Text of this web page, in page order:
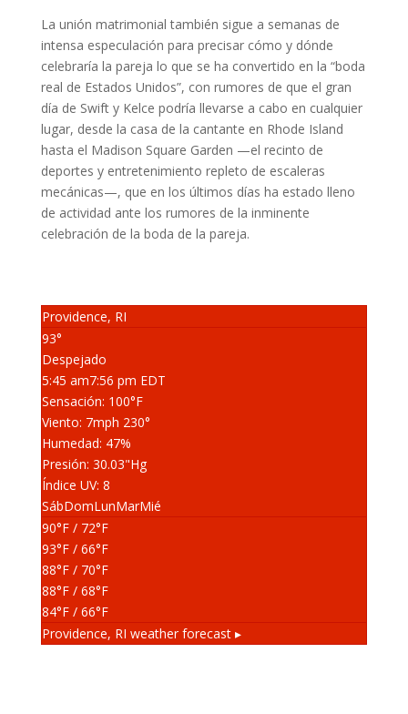
La unión matrimonial también sigue a semanas de
intensa especulación para precisar cómo y dónde
celebraría la pareja lo que se ha convertido en la “boda
real de Estados Unidos”, con rumores de que el gran
día de Swift y Kelce podría llevarse a cabo en cualquier
lugar, desde la casa de la cantante en Rhode Island
hasta el Madison Square Garden —el recinto de
deportes y entretenimiento repleto de escaleras
mecánicas—, que en los últimos días ha estado lleno
de actividad ante los rumores de la inminente
celebración de la boda de la pareja.
Providence, RI
93°
Despejado
5:45 am7:56 pm EDT
Sensación: 100°F
Viento: 7mph 230°
Humedad: 47%
Presión: 30.03"Hg
Índice UV: 8
SábDomLunMarMié
90°F/ 72°F
93°F/ 66°F
88°F/ 70°F
88°F/ 68°F
84°F/ 66°F
Providence, RI weather forecast ▸